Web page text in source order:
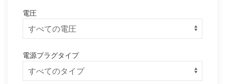
電圧
電源プラグタイプ